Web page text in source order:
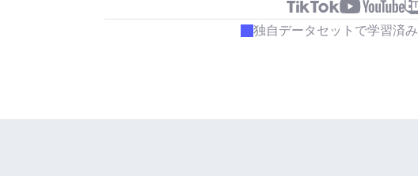
独自データセットで学習済み